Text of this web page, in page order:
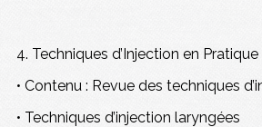
4. Techniques d’Injection en
• Contenu : Revue des techniques
• Techniques d’injection laryngées